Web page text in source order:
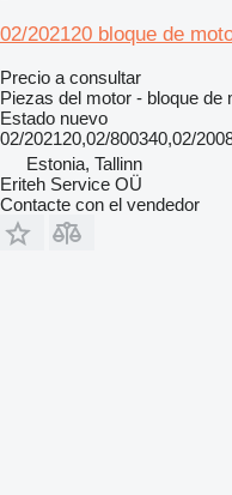
02/202120 bloque de
Precio a consultar
Piezas del motor - bloque de
Estado nuevo
02/202120,02/800340,02/
Estonia, Tallinn
Eriteh Service OÜ
Contacte con el vendedor